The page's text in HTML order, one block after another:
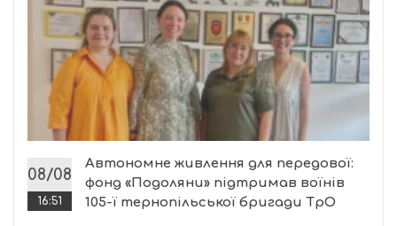
08/08
16:51
Автономне живлення для передової:
фонд «Подоляни» підтримав воїнів
105-ї тернопільської бригади ТрО